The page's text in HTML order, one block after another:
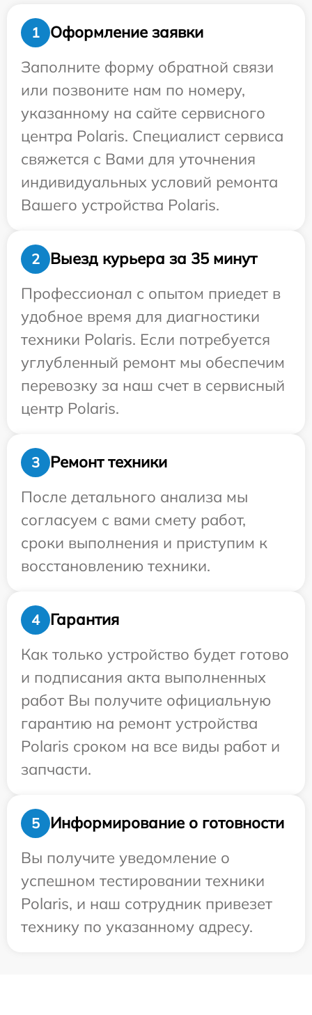
1
Оформление заявки
Заполните форму обратной связи
или позвоните нам по номеру,
указанному на сайте сервисного
центра Polaris. Специалист сервиса
свяжется с Вами для уточнения
индивидуальных условий ремонта
Вашего устройства Polaris.
2
Выезд курьера за 35 минут
Профессионал с опытом приедет в
удобное время для диагностики
техники Polaris. Если потребуется
углубленный ремонт мы обеспечим
перевозку за наш счет в сервисный
центр Polaris.
3
Ремонт техники
После детального анализа мы
согласуем с вами смету работ,
сроки выполнения и приступим к
восстановлению техники.
4
Гарантия
Как только устройство будет готово
и подписания акта выполненных
работ Вы получите официальную
гарантию на ремонт устройства
Polaris сроком на все виды работ и
запчасти.
5
Информирование о готовности
Вы получите уведомление о
успешном тестировании техники
Polaris, и наш сотрудник привезет
технику по указанному адресу.